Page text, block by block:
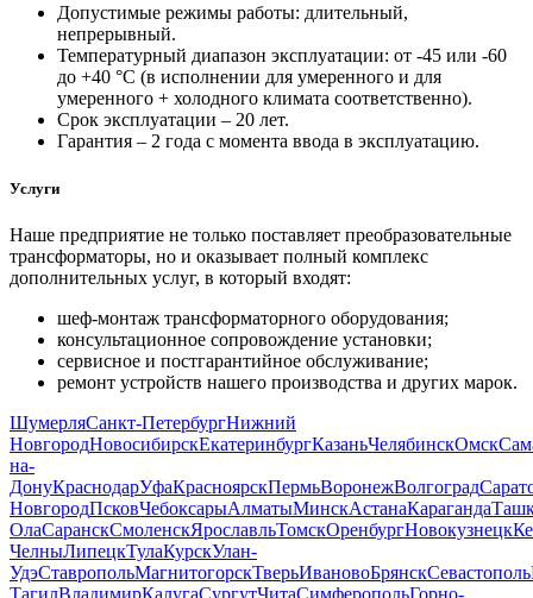
Допустимые режимы работы: длительный,
непрерывный.
Температурный диапазон эксплуатации: от -45 или -60
до +40 °С (в исполнении для умеренного и для
умеренного + холодного климата соответственно).
Срок эксплуатации – 20 лет.
Гарантия – 2 года с момента ввода в эксплуатацию.
Услуги
Наше предприятие не только поставляет преобразовательные
трансформаторы, но и оказывает полный комплекс
дополнительных услуг, в который входят:
шеф-монтаж трансформаторного оборудования;
консультационное сопровождение установки;
сервисное и постгарантийное обслуживание;
ремонт устройств нашего производства и других марок.
ШумерляСанкт-ПетербургНижний
НовгородНовосибирскЕкатеринбургКазаньЧелябинскОмск
на-
ДонуКраснодарУфаКрасноярскПермьВоронежВолгоград
НовгородПсковЧебоксарыАлматыМинскАстанаКараганда
ОлаСаранскСмоленскЯрославльТомскОренбургНовокузнецк
ЧелныЛипецкТулаКурскУлан-
УдэСтавропольМагнитогорскТверьИвановоБрянскСевастополь
ТагилВладимирКалугаСургутЧитаСимферопольГорно-